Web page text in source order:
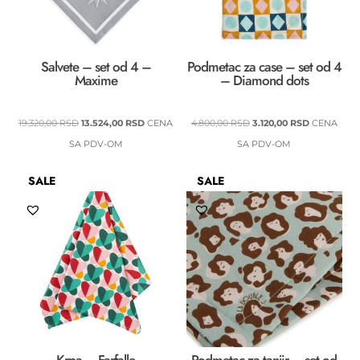
Salvete – set od 4 –
Maxime
19.320,00RSD ORIGINALNA
CENA
19.320,00 RSD.
13.524,00 RSDTRENUTNA
13.524,00 RSD.
CENA
SA PDV-OM
Podmetac za case – set od 4
– Diamond dots
4.800,00RSD ORIGINALNA
CENA
4.800,00 RSD.
3.120,00 RSDTRENUTNA
CENA
SA PDV-OM
SALE SALE